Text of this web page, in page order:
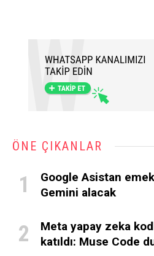
ÖNE ÇIKANLAR
Google Asistan
Gemini alacak
Meta yapay zeka
katıldı: Muse Code